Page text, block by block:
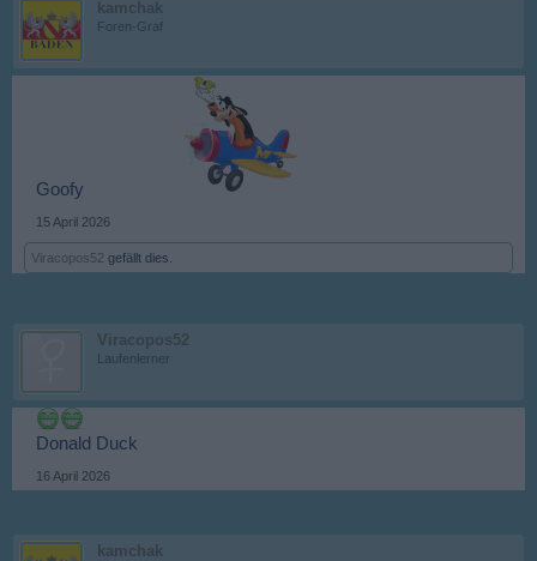
kamchak
Foren-Graf
Goofy
15 April 2026
Viracopos52 gefällt dies.
Viracopos52
Laufenlerner
Donald Duck
16 April 2026
kamchak